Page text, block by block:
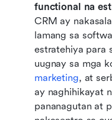
functional na
CRM ay
lamang sa
estratehiya para
marketing, at
ay naghihikayat
pananagutan at